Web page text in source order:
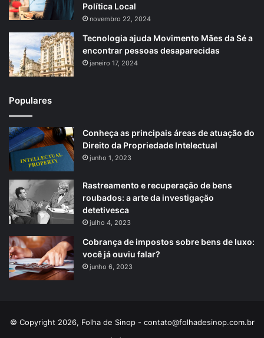
Política Local
novembro 22, 2024
Tecnologia ajuda Movimento Mães da Sé a
encontrar pessoas desaparecidas
janeiro 17, 2024
Populares
Conheça as principais áreas de atuação do
Direito da Propriedade Intelectual
junho 1, 2023
Rastreamento e recuperação de bens
roubados: a arte da investigação
detetivesca
julho 4, 2023
Cobrança de impostos sobre bens de luxo:
você já ouviu falar?
junho 6, 2023
© Copyright 2026, Folha de Sinop - contato@folhadesinop.com.br